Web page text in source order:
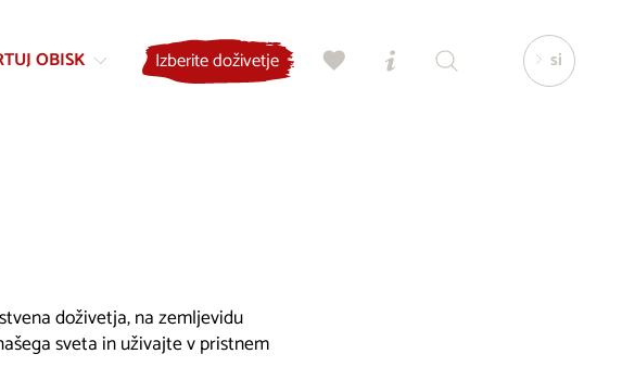
OBISK Izberite doživetje si
doživetja, na zemljevidu
sveta in uživajte v pristnem